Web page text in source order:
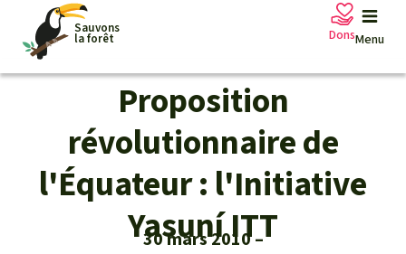
Sauvons
la forêt Menu
Pétitions
Projets
Informations
Dons
Votre soutien est capital
Don général
Fonds d'urgence
Proposition
révolutionnaire de
l'Équateur : l'Initiative
Yasuní ITT
30 mars 2010